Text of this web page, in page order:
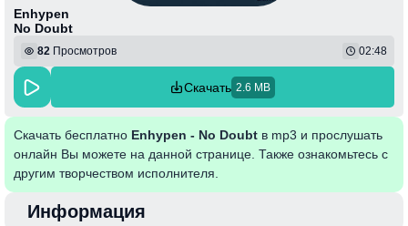
Enhypen
No Doubt
82 Просмотров 02:48
Скачать 2.6 MB
Скачать бесплатно Enhypen - No Doubt в mp3 и прослушать
онлайн Вы можете на данной странице. Также ознакомьтесь с
другим творчеством исполнителя.
Информация